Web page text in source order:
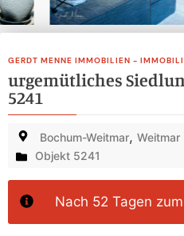
GERDT MENNE IMMOBILIEN -
urgemütliches
5241
Bochum-Weitmar, Weitmar
Objekt 5241
Nach 52 Tagen